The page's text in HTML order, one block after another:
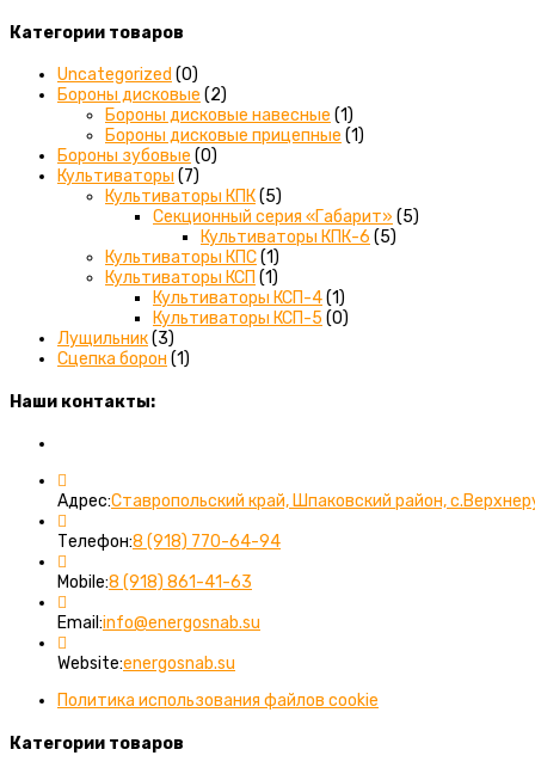
Категории товаров
Uncategorized (0)
Бороны дисковые (2)
Бороны дисковые навесные (1)
Бороны дисковые прицепные (1)
Бороны зубовые (0)
Культиваторы (7)
Культиваторы КПК(5)
Секционный серия «Габарит» (5)
Культиваторы КПК-6 (5)
Культиваторы КПС(1)
Культиваторы КСП (1)
Культиваторы КСП-4(1)
Культиваторы КСП-5 (0)
Лущильник(3)
Сцепка борон (1)
Наши контакты:
Адрес:Ставропольский край, Шпаковский район,
Телефон:8 (918) 770-64-94Откроется
Mobile:8 (918) 861-41-63
вашем
Email:info@energosnab.su
Website:energosnab.su
Политика использования файлов cookie
Категории товаров